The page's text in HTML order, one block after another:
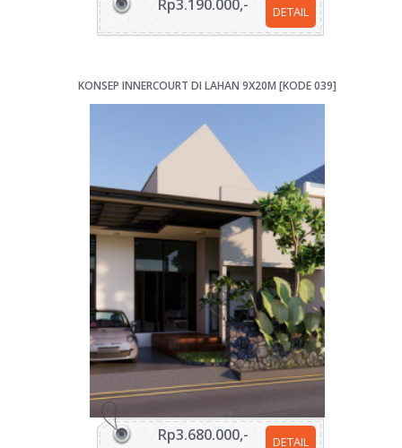
DETAIL
Rp3.190.000,-
KONSEP INNERCOURT DI LAHAN 9X20M [KODE 039]
DETAIL
Rp3.680.000,-